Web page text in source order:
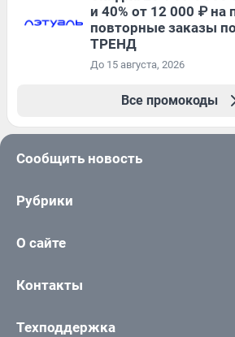
и 40% от 12 000 ₽ на
повторные заказы
ТРЕНД
До 15 августа, 2026
Все промокоды
Сообщить новость
Рубрики
О сайте
Контакты
Техподдержка